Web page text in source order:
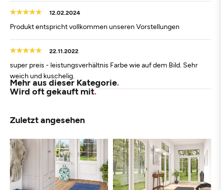
12.02.2024
Produkt entspricht vollkommen unseren Vorstellungen
22.11.2022
super preis - leistungsverhältnis Farbe wie auf dem Bild. Sehr
weich und kuschelig.
Mehr aus dieser Kategorie
Wird oft gekauft mit
Zuletzt angesehen